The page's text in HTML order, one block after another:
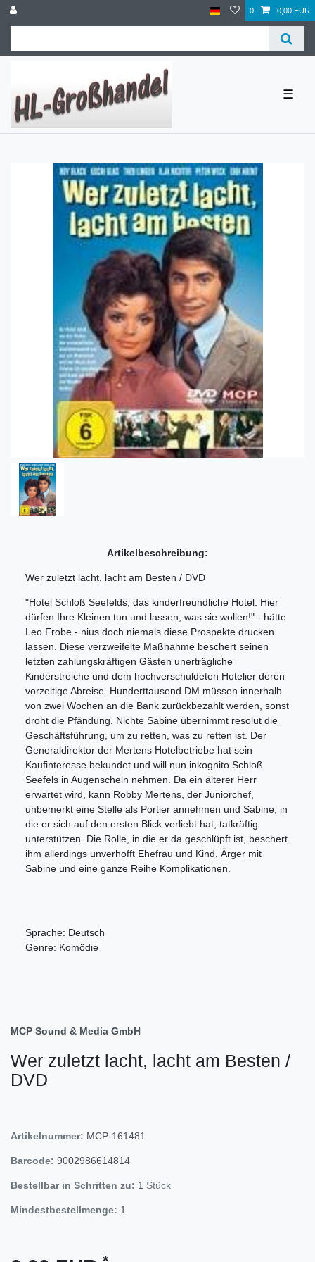
0 0,00 EUR
☰
Artikelbeschreibung:
Wer zuletzt lacht, lacht am Besten / DVD
"Hotel Schloß Seefelds, das kinderfreundliche Hotel. Hier
dürfen Ihre Kleinen tun und lassen, was sie wollen!" - hätte
Leo Frobe - nius doch niemals diese Prospekte drucken
lassen. Diese verzweifelte Maßnahme beschert seinen
letzten zahlungskräftigen Gästen unerträgliche
Kinderstreiche und dem hochverschuldeten Hotelier deren
vorzeitige Abreise. Hunderttausend DM müssen innerhalb
von zwei Wochen an die Bank zurückbezahlt werden, sonst
droht die Pfändung. Nichte Sabine übernimmt resolut die
Geschäftsführung, um zu retten, was zu retten ist. Der
Generaldirektor der Mertens Hotelbetriebe hat sein
Kaufinteresse bekundet und will nun inkognito Schloß
Seefels in Augenschein nehmen. Da ein älterer Herr
erwartet wird, kann Robby Mertens, der Juniorchef,
unbemerkt eine Stelle als Portier annehmen und Sabine, in
die er sich auf den ersten Blick verliebt hat, tatkräftig
unterstützen. Die Rolle, in die er da geschlüpft ist, beschert
ihm allerdings unverhofft Ehefrau und Kind, Ärger mit
Sabine und eine ganze Reihe Komplikationen.
Sprache: Deutsch
Genre: Komödie
MCP Sound & Media GmbH
Wer zuletzt lacht, lacht am Besten /
DVD
Artikelnummer: MCP-161481
Barcode: 9002986614814
Bestellbar in Schritten zu: 1 Stück
Mindestbestellmenge: 1